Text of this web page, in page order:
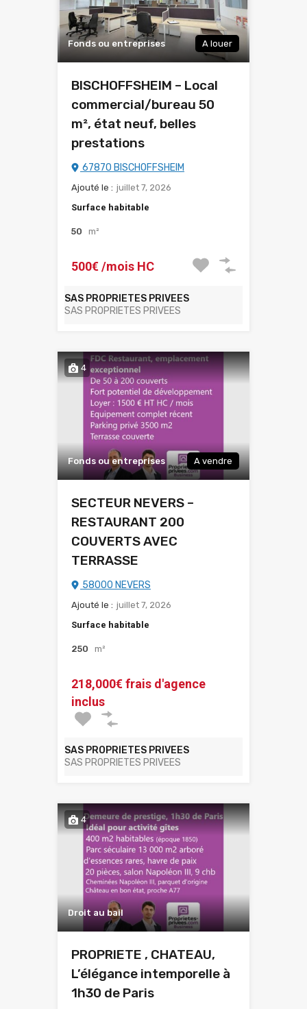
Fonds ou entreprises A louer
BISCHOFFSHEIM – Local
commercial/bureau 50
m², état neuf, belles
prestations
67870 BISCHOFFSHEIM
Ajouté le : juillet 7, 2026
Surface habitable
50 m²
500€ /mois HC
SAS PROPRIETES PRIVEES
SAS PROPRIETES PRIVEES
4
Fonds ou entreprises A vendre
SECTEUR NEVERS –
RESTAURANT 200
COUVERTS AVEC
TERRASSE
58000 NEVERS
Ajouté le : juillet 7, 2026
Surface habitable
250 m²
218,000€ frais d'agence
inclus
SAS PROPRIETES PRIVEES
SAS PROPRIETES PRIVEES
4
Droit au bail
PROPRIETE , CHATEAU,
L’élégance intemporelle à
1h30 de Paris